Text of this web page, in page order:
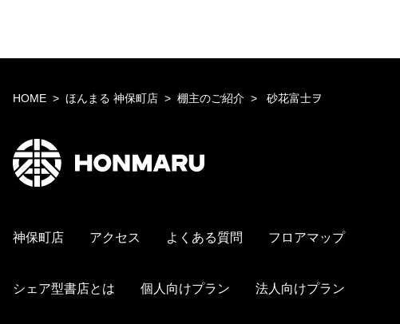
HOME ほんまる 神保町店 棚主のご紹介 砂花富士ヲ
神保町店 アクセス よくある質問 フロアマップ
シェア型書店とは 個人向けプラン 法人向けプラン